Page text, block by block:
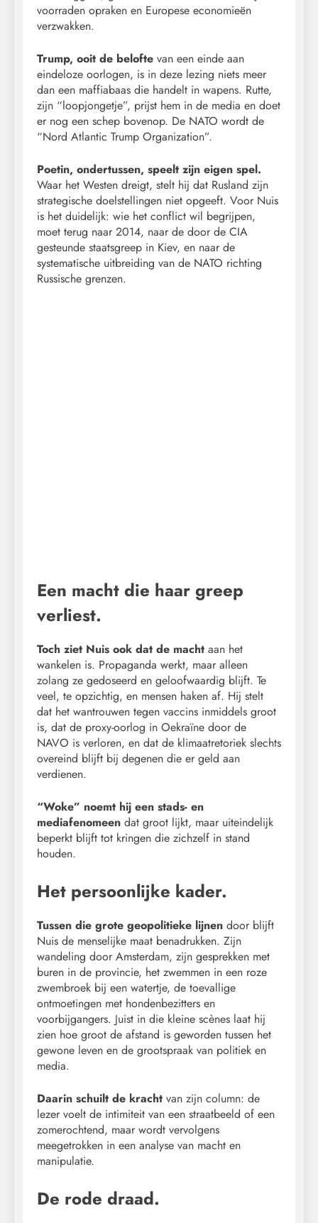
voorraden opraken en Europese economieën
verzwakken.
Trump, ooit de belofte van een einde aan
eindeloze oorlogen, is in deze lezing niets meer
dan een maffiabaas die handelt in wapens. Rutte,
zijn “loopjongetje”, prijst hem in de media en doet
er nog een schep bovenop. De NATO wordt de
“Nord Atlantic Trump Organization”.
Poetin, ondertussen, speelt zijn eigen spel.
Waar het Westen dreigt, stelt hij dat Rusland zijn
strategische doelstellingen niet opgeeft. Voor Nuis
is het duidelijk: wie het conflict wil begrijpen,
moet terug naar 2014, naar de door de CIA
gesteunde staatsgreep in Kiev, en naar de
systematische uitbreiding van de NATO richting
Russische grenzen.
Een macht die haar greep
verliest.
Toch ziet Nuis ook dat de macht aan het
wankelen is. Propaganda werkt, maar alleen
zolang ze gedoseerd en geloofwaardig blijft. Te
veel, te opzichtig, en mensen haken af. Hij stelt
dat het wantrouwen tegen vaccins inmiddels groot
is, dat de proxy-oorlog in Oekraïne door de
NAVO is verloren, en dat de klimaatretoriek slechts
overeind blijft bij degenen die er geld aan
verdienen.
“Woke” noemt hij een stads- en
mediafenomeen dat groot lijkt, maar uiteindelijk
beperkt blijft tot kringen die zichzelf in stand
houden.
Het persoonlijke kader.
Tussen die grote geopolitieke lijnen door blijft
Nuis de menselijke maat benadrukken. Zijn
wandeling door Amsterdam, zijn gesprekken met
buren in de provincie, het zwemmen in een roze
zwembroek bij een watertje, de toevallige
ontmoetingen met hondenbezitters en
voorbijgangers. Juist in die kleine scènes laat hij
zien hoe groot de afstand is geworden tussen het
gewone leven en de grootspraak van politiek en
media.
Daarin schuilt de kracht van zijn column: de
lezer voelt de intimiteit van een straatbeeld of een
zomerochtend, maar wordt vervolgens
meegetrokken in een analyse van macht en
manipulatie.
De rode draad.